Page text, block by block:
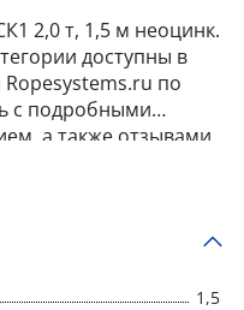
2,0 т, 1,5 м неоцинк.
доступны в
Ropesystems.ru по
с подробными
а также отзывами
правильный
1,5